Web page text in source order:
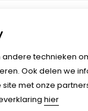
technieken
Ook delen we
met onze
hier